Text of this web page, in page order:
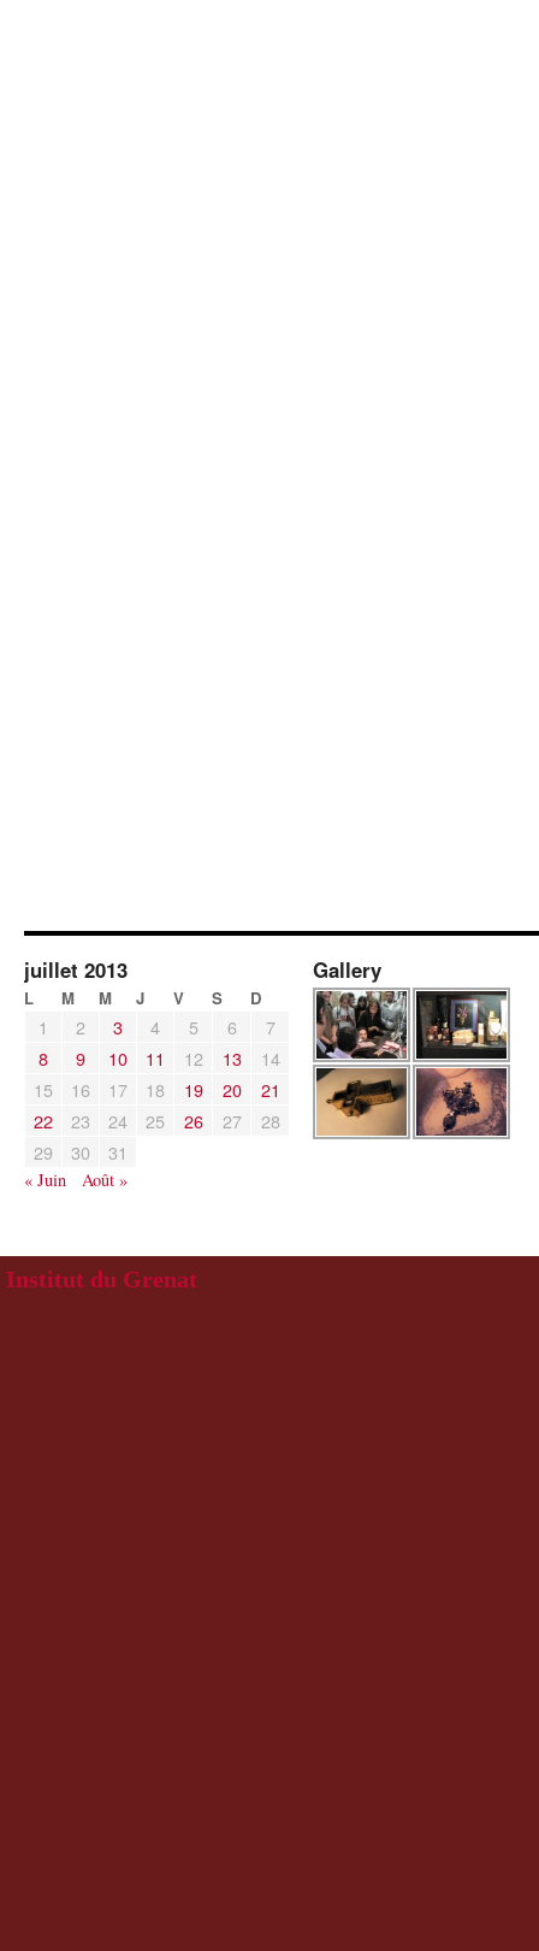
juillet 2013
L M M J V S D
1 2 3 4 5 6
7
8
9 10 11 12 13
14
15
16 17 18 19 20
21
22
23 24 25 26 27
28
29
30 31
« Juin Août »
Gallery
Institut du Grenat